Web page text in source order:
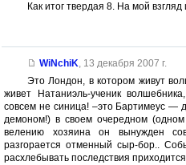
Как итог твердая 8. На мой
WiNchiK, 13 декабря 2007 г.
Это Лондон, в котором живут
живет Натаниэль-ученик
совсем не синица! –это Бартимеус —
демоном!) в своем очередном
велению хозяина он вынужден
разгорается отменный сыр-бор..
расхлебывать последствия